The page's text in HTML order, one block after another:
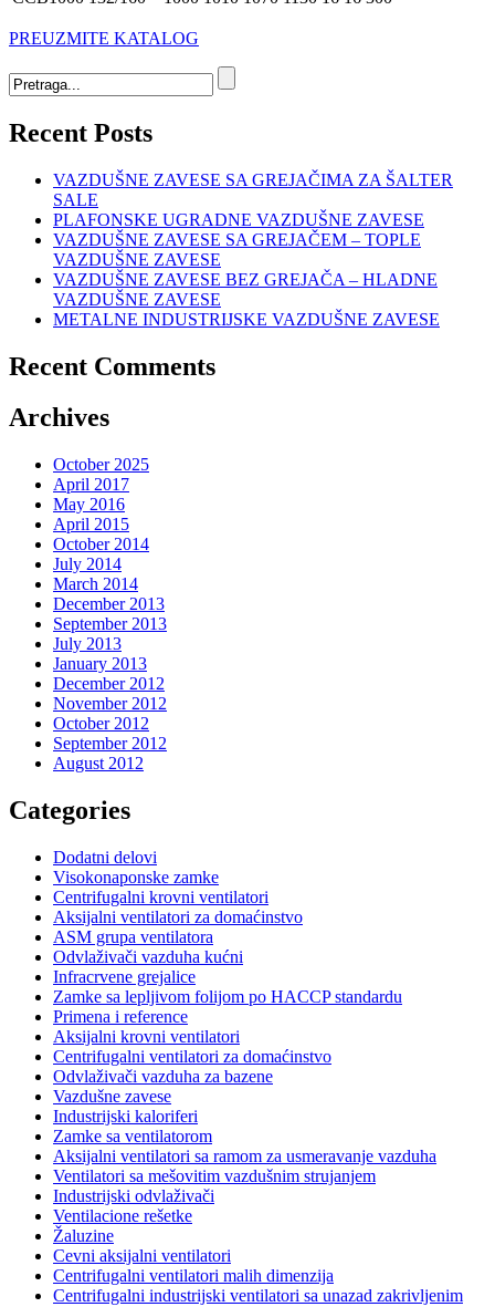
PREUZMITE KATALOG
Recent Posts
VAZDUŠNE ZAVESE SA GREJAČIMA ZA ŠALTER
SALE
PLAFONSKE UGRADNE VAZDUŠNE ZAVESE
VAZDUŠNE ZAVESE SA GREJAČEM – TOPLE
VAZDUŠNE ZAVESE
VAZDUŠNE ZAVESE BEZ GREJAČA – HLADNE
VAZDUŠNE ZAVESE
METALNE INDUSTRIJSKE VAZDUŠNE ZAVESE
Recent Comments
Archives
October 2025
April 2017
May 2016
April 2015
October 2014
July 2014
March 2014
December 2013
September 2013
July 2013
January 2013
December 2012
November 2012
October 2012
September 2012
August 2012
Categories
Dodatni delovi
Visokonaponske zamke
Centrifugalni krovni ventilatori
Aksijalni ventilatori za domaćinstvo
ASM grupa ventilatora
Odvlaživači vazduha kućni
Infracrvene grejalice
Zamke sa lepljivom folijom po HACCP standardu
Primena i reference
Aksijalni krovni ventilatori
Centrifugalni ventilatori za domaćinstvo
Odvlaživači vazduha za bazene
Vazdušne zavese
Industrijski kaloriferi
Zamke sa ventilatorom
Aksijalni ventilatori sa ramom za usmeravanje vazduha
Ventilatori sa mešovitim vazdušnim strujanjem
Industrijski odvlaživači
Ventilacione rešetke
Žaluzine
Cevni aksijalni ventilatori
Centrifugalni ventilatori malih dimenzija
Centrifugalni industrijski ventilatori sa unazad zakrivljenim